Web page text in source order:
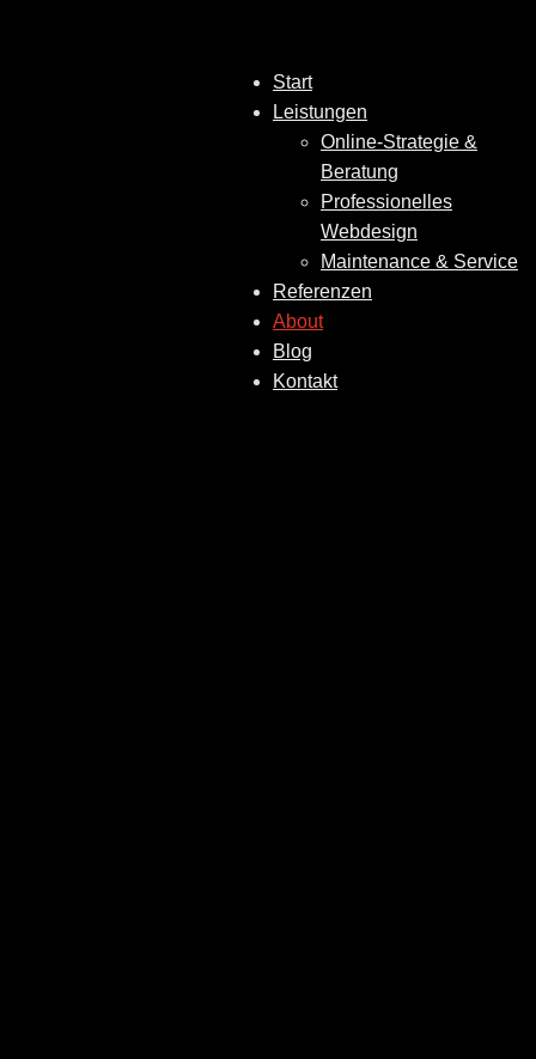
Start
Leistungen
Online-Strategie &
Beratung
Professionelles
Webdesign
Maintenance & Service
Referenzen
About
Blog
Kontakt